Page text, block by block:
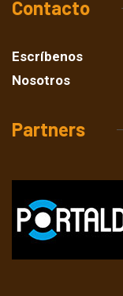
Contacto
Escríbenos
Nosotros
Partners